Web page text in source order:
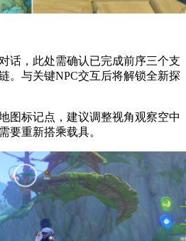
话，此处需确认已完成前序三个支
。与关键NPC交互后将解锁全新探
图标记点，建议调整视角观察空中
要重新搭乘载具。